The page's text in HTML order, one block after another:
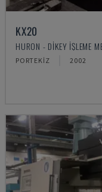
KX20
HURON - DIKEY İŞLEME
PORTEKIZ 2002